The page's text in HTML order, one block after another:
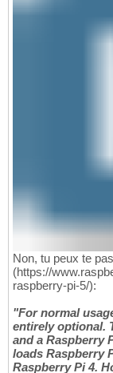
Non, tu peux te
(https://
raspberry-pi-5/):
"For normal
entirely optional.
and a Raspberry
loads Raspberry
Raspberry Pi 4.